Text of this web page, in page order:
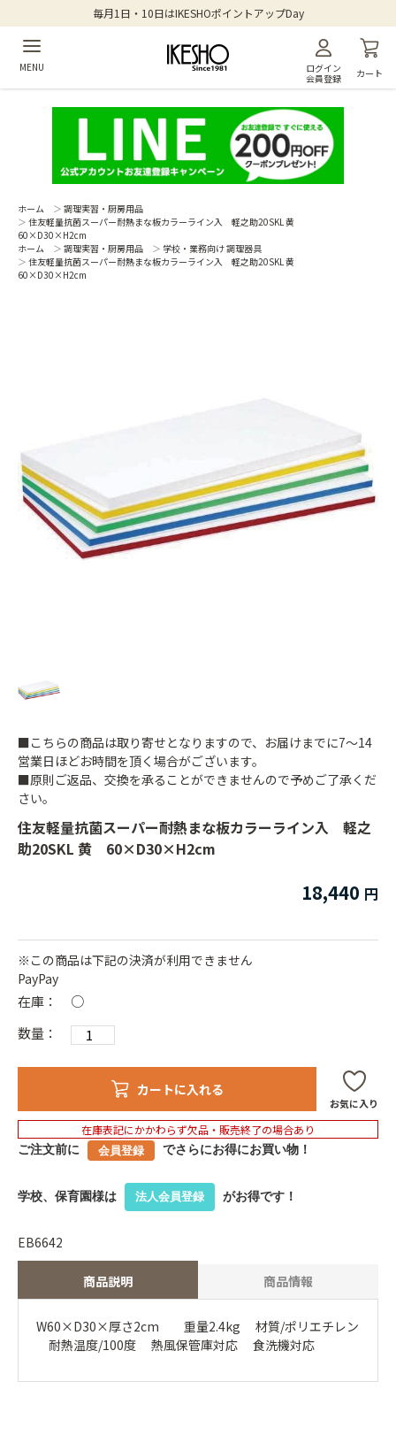
毎月1日・10日はIKESHOポイントアップDay
MENU
ログイン
会員登録
カート
ホーム ＞ 調理実習・厨房用品
＞ 住友軽量抗菌スーパー耐熱まな板カラーライン入 軽之助20SKL 黄
60×D30×H2cm
ホーム
＞ 調理実習・厨房用品 ＞ 学校・業務向け 調理器具
＞ 住友軽量抗菌スーパー耐熱まな板カラーライン入 軽之助20SKL 黄
60×D30×H2cm
住友軽量抗菌スーパー耐熱まな板カラーライン入 軽之
助20SKL 黄 60×D30×H2cm
18,440
※この商品は下記の決済が利用できません
PayPay
在庫：
○
数量：
カートに入れる
お気に入り
在庫表記にかかわらず欠品・販売終了の場合あり
ご注文前に 会員登録 でさらにお得にお買い物！
学校、保育園様は 法人会員登録 がお得です！
商品説明 商品情報
W60×D30×厚さ2cm 重量2.4kg 材質/ポリエチレン
耐熱温度/100度 熱風保管庫対応 食洗機対応
■こちらの商品は取り寄せとなりますので、お届けまでに7～14
営業日ほどお時間を頂く場合がございます。
■原則ご返品、交換を承ることができませんので予めご了承くだ
さい。
EB6642